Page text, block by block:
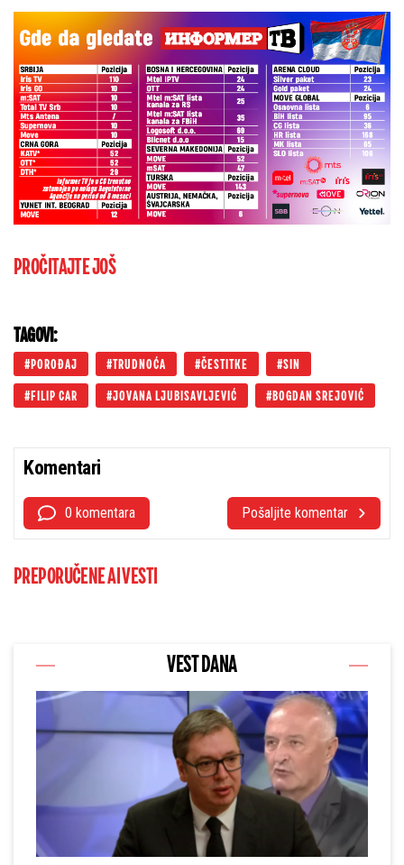
PROČITAJTE JOŠ
TAGOVI:
POROĐAJ TRUDNOĆA ČESTITKE SIN
FILIP CAR JOVANA LJUBISAVLJEVIĆ BOGDAN SREJOVIĆ
Komentari
0 komentara Pošaljite komentar
PREPORUČENE AI VESTI
VEST DANA